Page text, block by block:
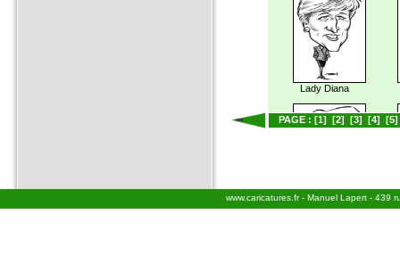
Lady Diana
PAGE : [1] [2] [3] [4] [5]
www.caricatures.fr - Manuel Lapert - 439